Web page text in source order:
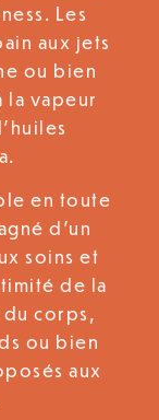
Les
aux jets
ou bien
la vapeur
en toute
d’un
soins et
de la
du corps,
ou bien
aux